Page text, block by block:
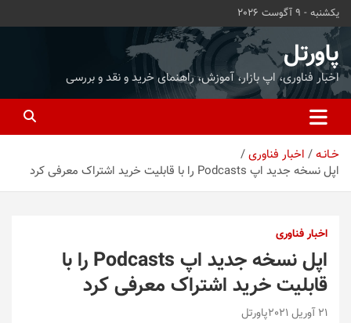
محتوا
بروید
یکشنبه - 9 آگوست 2026
پاورتل
اخبار فناوری، اپ بازار، آموزش، راهنمای خرید و نقد و بررسی
خـانـه
اخبار فناوری
اپل نسخه جدید اپ Podcasts را با قابلیت خرید اشتراک معرفی کرد
اخبار فناوری
اپل نسخه جدید اپ Podcasts را با
قابلیت خرید اشتراک معرفی کرد
21 آوریل 2021 پاورتل